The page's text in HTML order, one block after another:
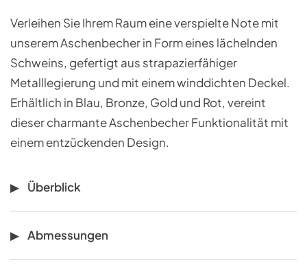
Verleihen Sie Ihrem Raum eine verspielte Note mit
unserem Aschenbecher in Form eines lächelnden
Schweins, gefertigt aus strapazierfähiger
Metalllegierung und mit einem winddichten Deckel.
Erhältlich in Blau, Bronze, Gold und Rot, vereint
dieser charmante Aschenbecher Funktionalität mit
einem entzückenden Design.
Überblick
Abmessungen